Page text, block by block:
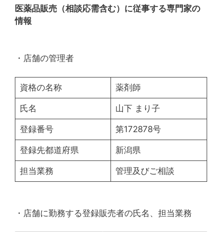
医薬品販売（相談応需含む）に従事する専門家の
情報
・店舗の管理者
資格の名称 薬剤師
氏名 山下 まり子
登録番号 第172878号
登録先都道府県 新潟県
担当業務 管理及びご相談
・店舗に勤務する登録販売者の氏名、担当業務